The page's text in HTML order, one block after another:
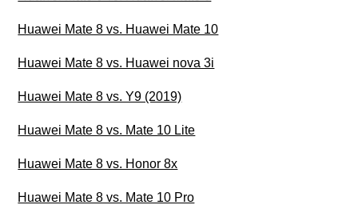
Huawei Mate 8 vs. Huawei Mate 10
Huawei Mate 8 vs. Huawei nova 3i
Huawei Mate 8 vs. Y9 (2019)
Huawei Mate 8 vs. Mate 10 Lite
Huawei Mate 8 vs. Honor 8x
Huawei Mate 8 vs. Mate 10 Pro